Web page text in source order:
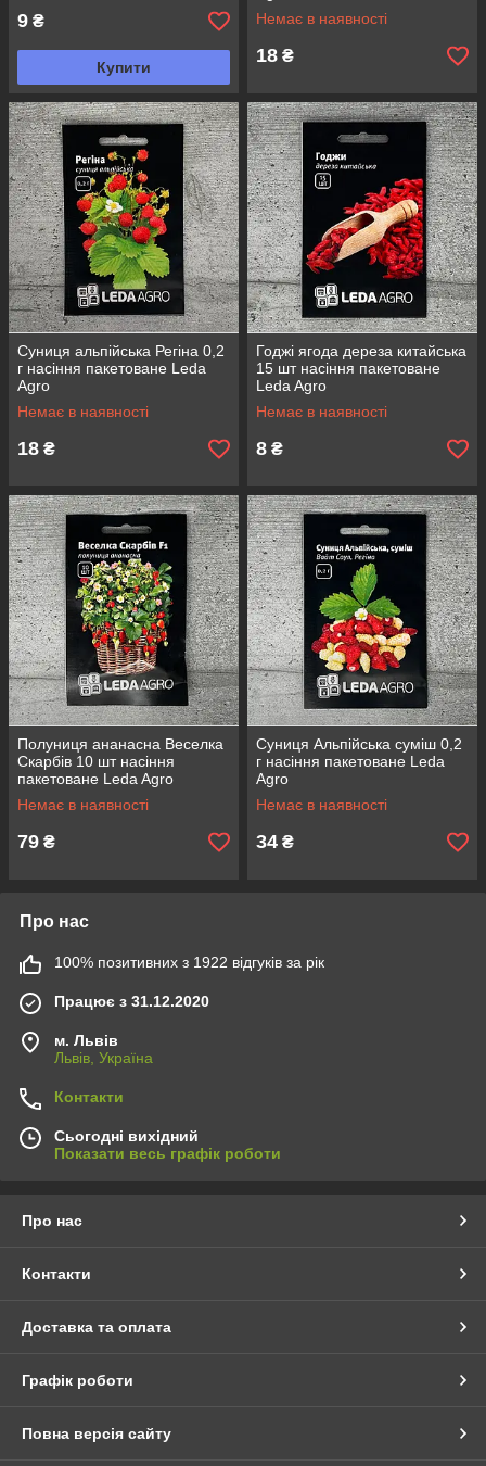
9 ₴
Купити
Немає в наявності
18 ₴
Суниця альпійська Регіна 0,2
г насіння пакетоване Leda
Agro
Немає в наявності
18 ₴
Годжі ягода дереза китайська
15 шт насіння пакетоване
Leda Agro
Немає в наявності
8 ₴
Полуниця ананасна Веселка
Скарбів 10 шт насіння
пакетоване Leda Agro
Немає в наявності
79 ₴
Суниця Альпійська суміш 0,2
г насіння пакетоване Leda
Agro
Немає в наявності
34 ₴
Про нас
100% позитивних з 1922 відгуків за рік
Працює з 31.12.2020
м. Львів
Львів, Україна
Контакти
Сьогодні вихідний
Показати весь графік роботи
Про нас
Контакти
Доставка та оплата
Графік роботи
Повна версія сайту